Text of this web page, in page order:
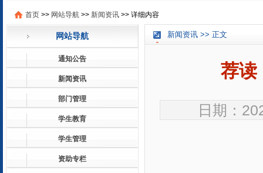
·就业法律进校园 | 厦门兴才学院就业普法宣讲活动顺利开展
聚焦学生发展，筑牢安全底线┃我校召开3月学生工作例会
·时节寻味之“粽”情“粽”意过端午06-07
05-29
·就业法律进校园 | 厦门兴才学院就业普法宣讲活动顺利开展05-
首页 >> 网站导航 >> 新闻资讯 >> 详细内容
网站导航
通知公告
新闻资讯
部门管理
学生教育
学生管理
资助专栏
新闻资讯 >> 正文
荐读
日期：